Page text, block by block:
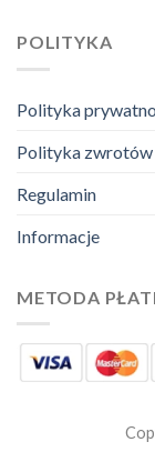
POLITYKA
Polityka
Polityka
Regulamin
Informacje
METODA